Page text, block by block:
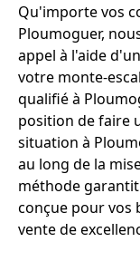
Qu'importe vos
Ploumoguer,
appel à l'aide
votre monte-
qualifié à
position de faire
situation à
au long de la
méthode
conçue pour vos
vente de